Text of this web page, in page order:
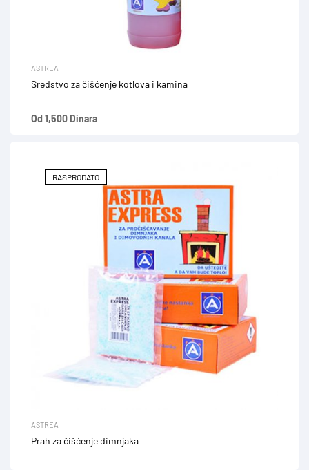
ASTREA
Sredstvo za čišćenje kotlova i kamina
Od 1,500 Dinara
RASPRODATO
ASTREA
Prah za čišćenje dimnjaka